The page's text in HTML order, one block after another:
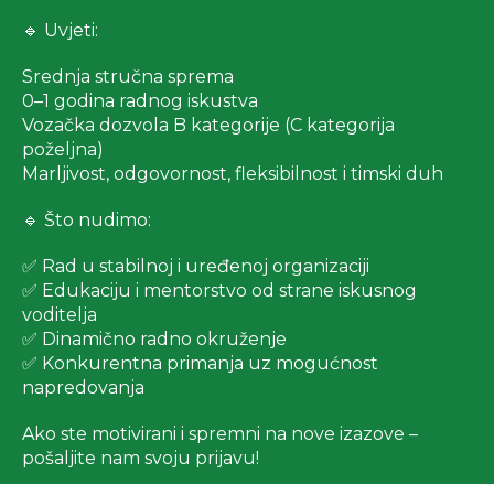
🔹 Uvjeti:
Srednja stručna sprema
0–1 godina radnog iskustva
Vozačka dozvola B kategorije (C kategorija
poželjna)
Marljivost, odgovornost, fleksibilnost i timski duh
🔹 Što nudimo:
✅ Rad u stabilnoj i uređenoj organizaciji
✅ Edukaciju i mentorstvo od strane iskusnog
voditelja
✅ Dinamično radno okruženje
✅ Konkurentna primanja uz mogućnost
napredovanja
Ako ste motivirani i spremni na nove izazove –
pošaljite nam svoju prijavu!